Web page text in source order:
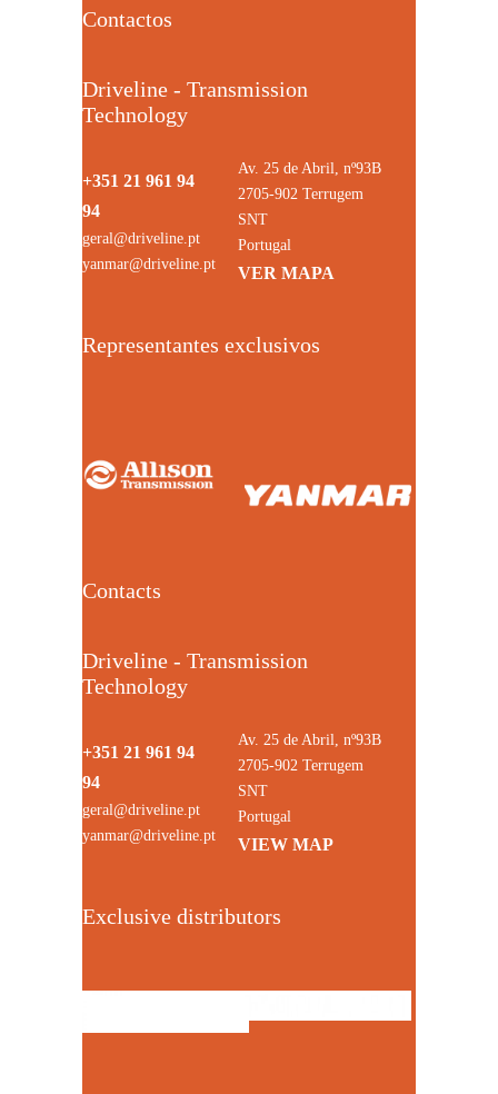
Contactos
Driveline - Transmission
Technology
+351 21 961 94
94
geral@driveline.pt
yanmar@driveline.pt
Av. 25 de Abril, nº93B
2705-902 Terrugem
SNT
Portugal
VER MAPA
Representantes exclusivos
Contacts
Driveline - Transmission
Technology
+351 21 961 94
94
geral@driveline.pt
yanmar@driveline.pt
Av. 25 de Abril, nº93B
2705-902 Terrugem
SNT
Portugal
VIEW MAP
Exclusive distributors